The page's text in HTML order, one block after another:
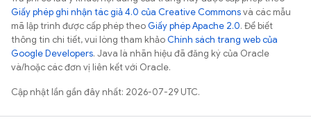
Giấy phép ghi nhận tác giả 4.0 của Creative Commonsvà các mẫu
mã lập trình được cấp phép theoGiấy phép Apache 2.0. Để biết
thông tin chi tiết, vui lòng tham khảoChính sách trang web của
Google Developers. Java là nhãn hiệu đã đăng ký của Oracle
và/hoặc các đơn vị liên kết với Oracle.
Cập nhật lần gần đây nhất: 2026-07-29 UTC.